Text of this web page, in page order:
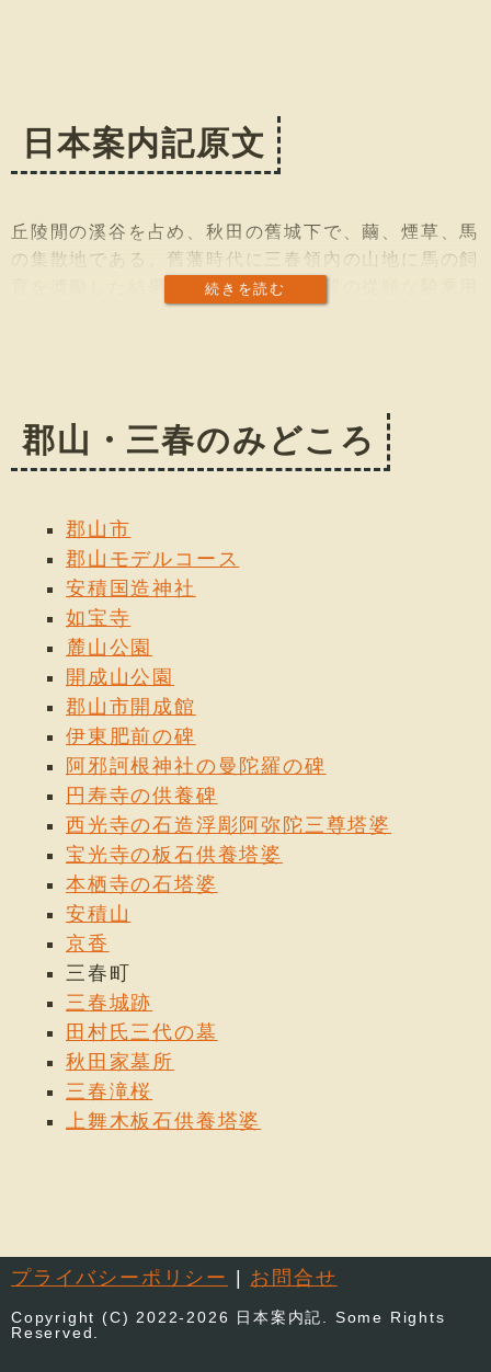
日本案内記原文
続きを読む
丘陵閒の溪谷を占め、秋田の舊城下で、繭、煙草、馬
の集散地である。舊藩時代に三春領內の山地に馬の飼
育を奬勵した結果、足掻が輕快で性質の從順な騎乘用
郡山・三春のみどころ
郡山市
郡山モデルコース
安積国造神社
如宝寺
麓山公園
開成山公園
郡山市開成館
伊東肥前の碑
阿邪訶根神社の曼陀羅の碑
円寿寺の供養碑
西光寺の石造浮彫阿弥陀三尊塔婆
宝光寺の板石供養塔婆
本栖寺の石塔婆
安積山
京香
三春町
三春城跡
田村氏三代の墓
秋田家墓所
三春滝桜
上舞木板石供養塔婆
プライバシーポリシー | お問合せ
Copyright (C) 2022-2026 日本案内記. Some Rights
Reserved.